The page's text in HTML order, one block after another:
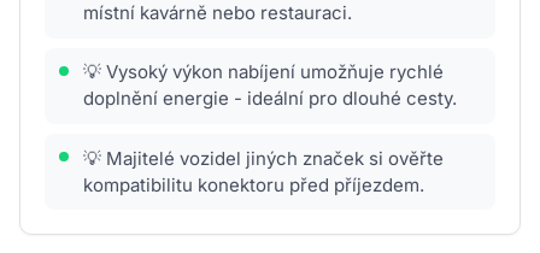
místní kavárně nebo restauraci.
💡 Vysoký výkon nabíjení umožňuje rychlé
doplnění energie - ideální pro dlouhé cesty.
💡 Majitelé vozidel jiných značek si ověřte
kompatibilitu konektoru před příjezdem.